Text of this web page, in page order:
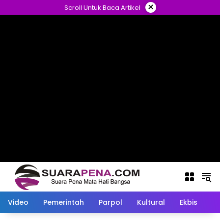
ke
Scroll Untuk Baca Artikel ×
Video Pemerintah Parpol Kultural Ekbis